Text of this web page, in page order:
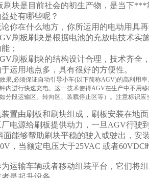
刷块是目前社会的初生产物，是当下
处有哪些呢？
在什么地方，你所运用的电动用具再
板刷块是根据电池的充放电技术实施
；
板刷块的结构设计合理，技术齐全，
用地点多，具有很好的方便性。
果,必须保证自动引导小车(以下简称AGV)的高利用
内进行快速充电。这一技术使得AGV在生产中不用
分段运输区、转向区、装载停止区等）。注意标识应
置由刷板和刷块组成，刷板安装在地
电源给刷板提供动力，一旦AGV行驶
面能够帮助刷块平稳的驶入或驶出，安
，当额定电压大于25VAC 或者60VDC
运输车辆或者移动组装平台，它们将